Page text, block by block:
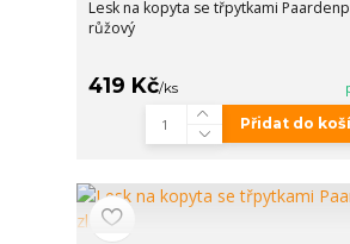
Lesk na kopyta se třpytkami
růžový
419 Kč/ks
Přidat do